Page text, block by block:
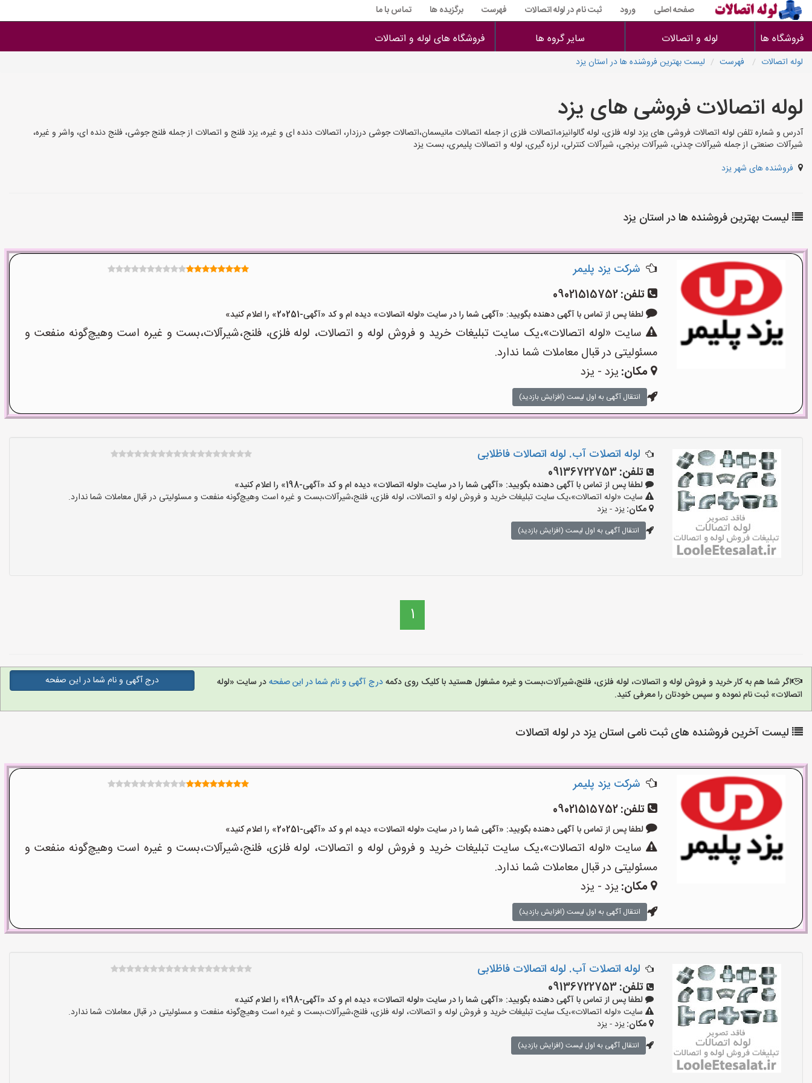
صفحه اصلی ورود ثبت نام در لوله اتصالات فهرست برگزیده ها تماس با ما
فروشگاه ها لوله و اتصالات سایر گروه ها فروشگاه های لوله و اتصالات
لوله اتصالات فهرست لیست بهترین فروشنده ها در استان یزد
لوله اتصالات فروشی های یزد
آدرس و شماره تلفن لوله اتصالات فروشی های یزد لوله فلزی، لوله گالوانیزه،اتصالات فلزی از جمله اتصالات مانیسمان،اتصالات جوشی درزدار، اتصالات دنده ای و غیره، یزد فلنج و اتصالات از جمله فلنج جوشی، فلنج دنده ای، واشر و غیره،
شیرآلات صنعتی از جمله شیرآلات چدنی، شیرآلات برنجی، شیرآلات کنترلی، لرزه گیری، لوله و اتصالات پلیمری، بست یزد
فروشنده های شهر یزد
لیست بهترین فروشنده ها در استان یزد
شرکت یزد پلیمر
تلفن:09021515752
لطفا پس از تماس با آگهی دهنده بگویید: «آگهی شما را در سایت «لوله اتصالات» دیده ام و کد «آگهی-20251» را اعلام کنید»
سایت «لوله اتصالات»،یک سایت تبلیغات خرید و فروش لوله و اتصالات، لوله فلزی، فلنج،شیرآلات،بست و غیره است وهیچ‌گونه منفعت و
مسئولیتی در قبال معاملات شما ندارد.
مکان: یزد - یزد
انتقال آگهی به اول لیست (افزایش بازدید)
لوله اتصلات آب. لوله اتصالات فاظلابی
تلفن:09136722753
لطفا پس از تماس با آگهی دهنده بگویید: «آگهی شما را در سایت «لوله اتصالات» دیده ام و کد «آگهی-198» را اعلام کنید»
سایت «لوله اتصالات»،یک سایت تبلیغات خرید و فروش لوله و اتصالات، لوله فلزی، فلنج،شیرآلات،بست و غیره است وهیچ‌گونه منفعت و مسئولیتی در قبال معاملات شما ندارد.
مکان:یزد - یزد
انتقال آگهی به اول لیست (افزایش بازدید)
1
اگر شما هم به کار خرید و فروش لوله و اتصالات، لوله فلزی، فلنج،شیرآلات،بست و غیره مشغول هستید با کلیک روی دکمهدرج آگهی و نام شما در این صفحهدر سایت «لوله
اتصالات» ثبت نام نموده و سپس خودتان را معرفی کنید.
درج آگهی و نام شما در این صفحه
لیست آخرین فروشنده های ثبت نامی استان یزد در لوله اتصالات
شرکت یزد پلیمر
تلفن:09021515752
لطفا پس از تماس با آگهی دهنده بگویید: «آگهی شما را در سایت «لوله اتصالات» دیده ام و کد «آگهی-20251» را اعلام کنید»
سایت «لوله اتصالات»،یک سایت تبلیغات خرید و فروش لوله و اتصالات، لوله فلزی، فلنج،شیرآلات،بست و غیره است وهیچ‌گونه منفعت و
مسئولیتی در قبال معاملات شما ندارد.
مکان: یزد - یزد
انتقال آگهی به اول لیست (افزایش بازدید)
لوله اتصلات آب. لوله اتصالات فاظلابی
تلفن:09136722753
لطفا پس از تماس با آگهی دهنده بگویید: «آگهی شما را در سایت «لوله اتصالات» دیده ام و کد «آگهی-198» را اعلام کنید»
سایت «لوله اتصالات»،یک سایت تبلیغات خرید و فروش لوله و اتصالات، لوله فلزی، فلنج،شیرآلات،بست و غیره است وهیچ‌گونه منفعت و مسئولیتی در قبال معاملات شما ندارد.
مکان:یزد - یزد
انتقال آگهی به اول لیست (افزایش بازدید)